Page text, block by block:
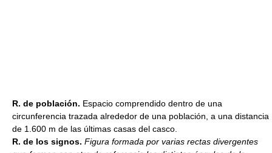
R. de población. Espacio comprendido dentro de una
circunferencia trazada alrededor de una población, a una distancia
de 1.600 m de las últimas casas del casco.
R. de los signos. Figura formada por varias rectas divergentes